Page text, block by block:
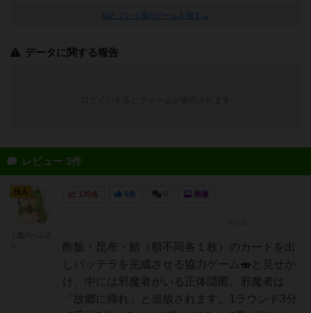
似たプレイ感のゲームを探す→
データに関する報告
レビュー 3件
120名 0名 画像
酢飯・昆布・鯖（順不同各１枚）のカードを出
しバッテラを完成させる協力ゲーム🍣と見せか
け、中には邪魔者がいる正体隠匿。邪魔者は
「故郷に帰れ」と追放されます。1ラウンド3分
仙人